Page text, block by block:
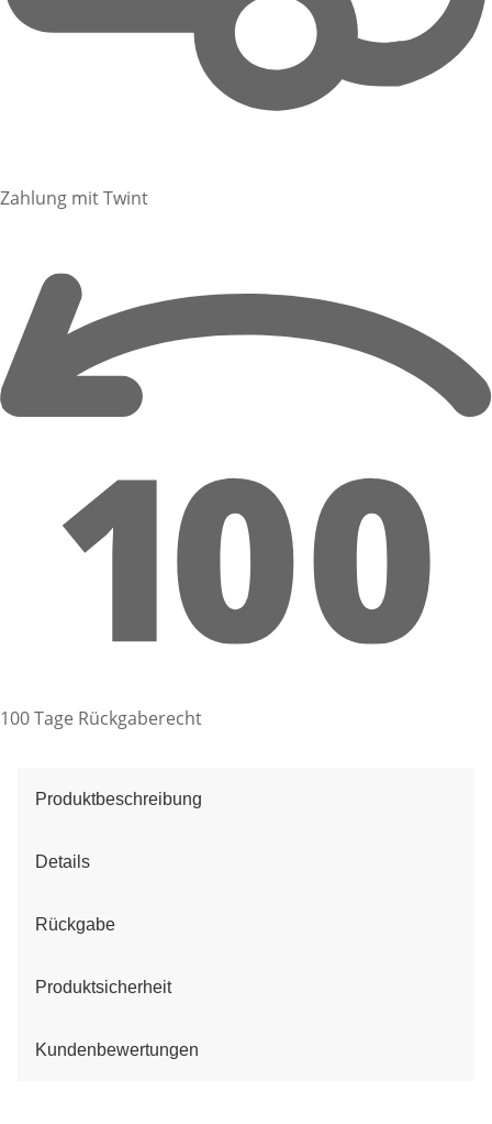
Zahlung mit Twint
100 Tage Rückgaberecht
Produktbeschreibung
Details
Rückgabe
Produktsicherheit
Kundenbewertungen